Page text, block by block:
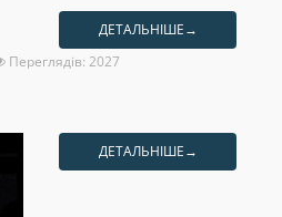
ДЕТАЛЬНІШЕ→
Переглядів: 2027
ДЕТАЛЬНІШЕ→